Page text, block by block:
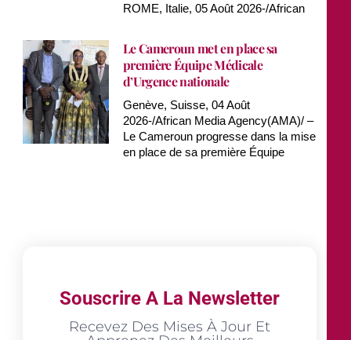
ROME, Italie, 05 Août 2026-/African
Le Cameroun met en place sa
première Équipe Médicale
d’Urgence nationale
Genève, Suisse, 04 Août
2026-/African Media Agency(AMA)/ –
Le Cameroun progresse dans la mise
en place de sa première Équipe
Souscrire A La Newsletter
Recevez Des Mises À Jour Et